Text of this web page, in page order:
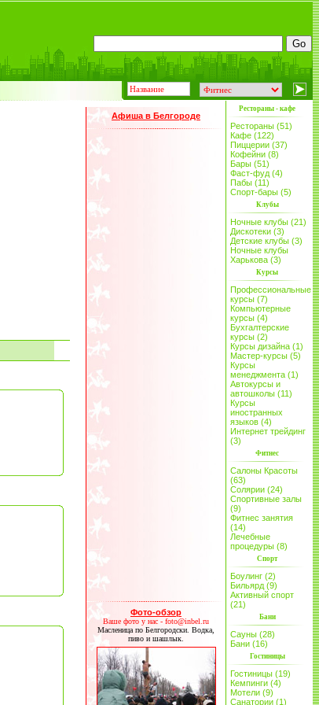
Афиша в Белгороде
Фото-обзор
Ваше фото у нас - foto@inbel.ru
Масленица по Белгородски. Водка,
пиво и шашлык.
Рестораны - кафе
Рестораны (51)
Кафе (122)
Пиццерии (37)
Кофейни (8)
Бары (51)
Фаст-фуд (4)
Пабы (11)
Спорт-бары (5)
Клубы
Ночные клубы (21)
Дискотеки (3)
Детские клубы (3)
Ночные клубы
Харькова (3)
Курсы
Профессиональные
курсы (7)
Компьютерные
курсы (4)
Бухгалтерские
курсы (2)
Курсы дизайна (1)
Мастер-курсы (5)
Курсы
менеджмента (1)
Автокурсы и
автошколы (11)
Курсы
иностранных
языков (4)
Интернет трейдинг
(3)
Фитнес
Салоны Красоты
(63)
Солярии (24)
Спортивные залы
(9)
Фитнес занятия
(14)
Лечебные
процедуры (8)
Спорт
Боулинг (2)
Бильярд (9)
Активный спорт
(21)
Бани
Сауны (28)
Бани (16)
Гостиницы
Гостиницы (19)
Кемпинги (4)
Мотели (9)
Санатории (1)